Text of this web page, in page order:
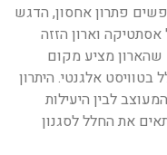
פתרון אחסון, הדגש
וארון הזזה
מציע מקום
אלגנטי. היתרון
לבין היעילות
את החלל לסגנון